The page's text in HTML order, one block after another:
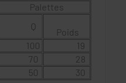
Palettes
Q
Poids
100
19
70
28
50 30